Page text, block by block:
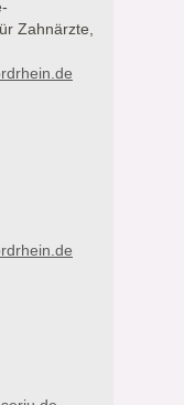
Zahnärzte,